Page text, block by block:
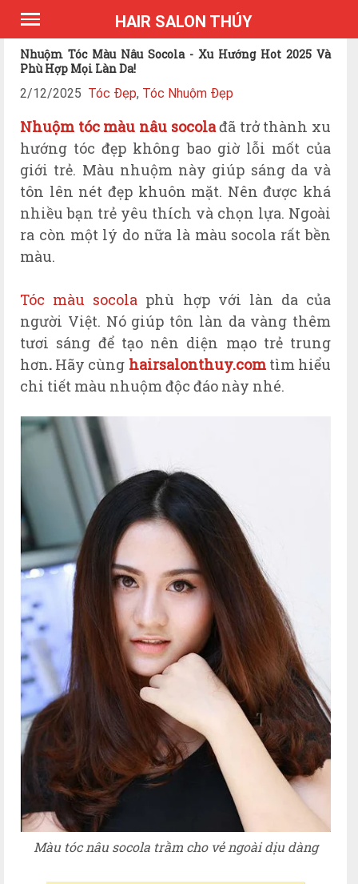
*Expires Headers
HAIR SALON THÚY
Nhuộm Tóc Màu Nâu Socola - Xu Hướng Hot 2025 Và
Phù Hợp Mọi Làn Da!
2/12/2025 Tóc Đẹp, Tóc Nhuộm Đẹp
Nhuộm tóc màu nâu socolađã trở thành xu
hướng tóc đẹp không bao giờ lỗi mốt của
giới trẻ. Màu nhuộm này giúp sáng da và
tôn lên nét đẹp khuôn mặt. Nên được khá
nhiều bạn trẻ yêu thích và chọn lựa. Ngoài
ra còn một lý do nữa là màu socola rất bền
màu.
Tóc màu socola phù hợp với làn da của
người Việt. Nó giúp tôn làn da vàng thêm
tươi sáng để tạo nên diện mạo trẻ trung
hơn. Hãy cùng hairsalonthuy.comtìm hiểu
chi tiết màu nhuộm độc đáo này nhé.
Màu tóc nâu socola trầm cho vẻ ngoài dịu dàng